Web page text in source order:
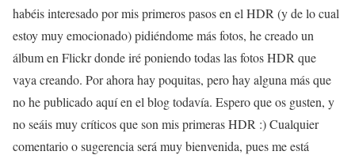
habéis interesado por mis primeros pasos en el HDR (y de lo cual
estoy muy emocionado) pidiéndome más fotos, he creado un
álbum en Flickr donde iré poniendo todas las fotos HDR que
vaya creando. Por ahora hay poquitas, pero hay alguna más que
no he publicado aquí en el blog todavía. Espero que os gusten, y
no seáis muy críticos que son mis primeras HDR :) Cualquier
comentario o sugerencia será muy bienvenida, pues me está